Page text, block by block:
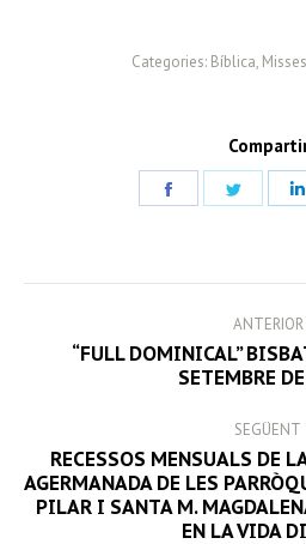
Categories: Bíblica, Misses
NAVIGATION
ANTERIOR
post:
“FULL DOMINICAL”
SETEMBRE
SEGÜENT
RECESSOS MENSUALS DE
AGERMANADA DE LES
PILAR I SANTA M.
EN LA VIDA